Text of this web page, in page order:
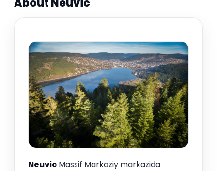
About Neuvic
Neuvic Massif Markaziy markazida